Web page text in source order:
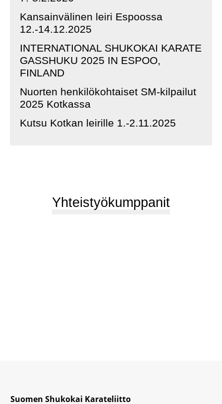
Kansainvälinen leiri Espoossa
12.-14.12.2025
INTERNATIONAL SHUKOKAI KARATE
GASSHUKU 2025 IN ESPOO,
FINLAND
Nuorten henkilökohtaiset SM-kilpailut
2025 Kotkassa
Kutsu Kotkan leirille 1.-2.11.2025
Yhteistyökumppanit
Suomen Shukokai Karateliitto